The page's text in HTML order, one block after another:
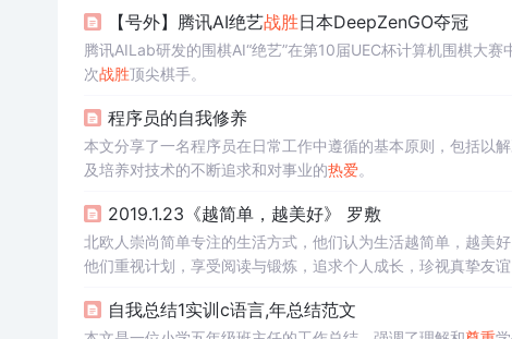
【号外】腾讯AI绝艺战胜日本DeepZenGO夺冠
腾讯AILab研发的围棋AI“绝艺”在第10届UEC杯计算机围棋大
次战胜顶尖棋手。
程序员的自我修养
本文分享了一名程序员在日常工作中遵循的基本原则，包括以解
及培养对技术的不断追求和对事业的热爱。
2019.1.23《越简单，越美好》 罗敷
北欧人崇尚简单专注的生活方式，他们认为生活越简单，越美
他们重视计划，享受阅读与锻炼，追求个人成长，珍视真挚友
自我总结1实训c语言,年总结范文